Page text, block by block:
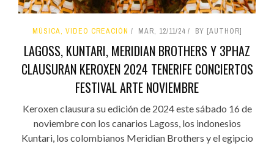
MÚSICA, VIDEO CREACIÓN MAR, 12/11/24 BY [AUTHOR]
LAGOSS, KUNTARI, MERIDIAN BROTHERS Y 3PHAZ
CLAUSURAN KEROXEN 2024 TENERIFE CONCIERTOS
FESTIVAL ARTE NOVIEMBRE
Keroxen clausura su edición de 2024 este sábado 16 de
noviembre con los canarios Lagoss, los indonesios
Kuntari, los colombianos Meridian Brothers y el egipcio